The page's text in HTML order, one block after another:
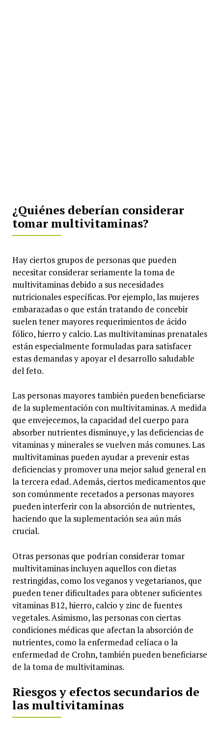
¿Quiénes deberían considerar
tomar multivitaminas?
Hay ciertos grupos de personas que pueden
necesitar considerar seriamente la toma de
multivitaminas debido a sus necesidades
nutricionales específicas. Por ejemplo, las mujeres
embarazadas o que están tratando de concebir
suelen tener mayores requerimientos de ácido
fólico, hierro y calcio. Las multivitaminas prenatales
están especialmente formuladas para satisfacer
estas demandas y apoyar el desarrollo saludable
del feto.
Las personas mayores también pueden beneficiarse
de la suplementación con multivitaminas. A medida
que envejecemos, la capacidad del cuerpo para
absorber nutrientes disminuye, y las deficiencias de
vitaminas y minerales se vuelven más comunes. Las
multivitaminas pueden ayudar a prevenir estas
deficiencias y promover una mejor salud general en
la tercera edad. Además, ciertos medicamentos que
son comúnmente recetados a personas mayores
pueden interferir con la absorción de nutrientes,
haciendo que la suplementación sea aún más
crucial.
Otras personas que podrían considerar tomar
multivitaminas incluyen aquellos con dietas
restringidas, como los veganos y vegetarianos, que
pueden tener dificultades para obtener suficientes
vitaminas B12, hierro, calcio y zinc de fuentes
vegetales. Asimismo, las personas con ciertas
condiciones médicas que afectan la absorción de
nutrientes, como la enfermedad celíaca o la
enfermedad de Crohn, también pueden beneficiarse
de la toma de multivitaminas.
Riesgos y efectos secundarios de
las multivitaminas